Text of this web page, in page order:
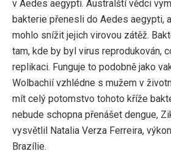
v Aedes aegypti. Australští vědci
bakterie přenesli do Aedes aegypti,
mohlo snížit jejich virovou zátěž.
tam, kde by byl virus reprodukován,
replikaci. Funguje to podobně jako
Wolbachií vzhlédne s mužem v
mít celý potomstvo tohoto kříže
nebude schopna přenášet dengue,
vysvětlil Natalia Verza Ferreira,
Brazílie.